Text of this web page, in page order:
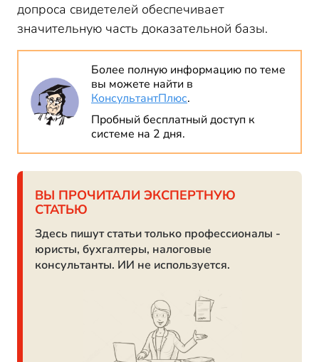
допроса свидетелей обеспечивает
значительную часть доказательной базы.
Более полную информацию по теме
вы можете найти в
КонсультантПлюс.
Пробный бесплатный доступ к
системе на 2 дня.
ВЫ ПРОЧИТАЛИ ЭКСПЕРТНУЮ
СТАТЬЮ
Здесь пишут статьи только профессионалы -
юристы, бухгалтеры, налоговые
консультанты. ИИ не используется.